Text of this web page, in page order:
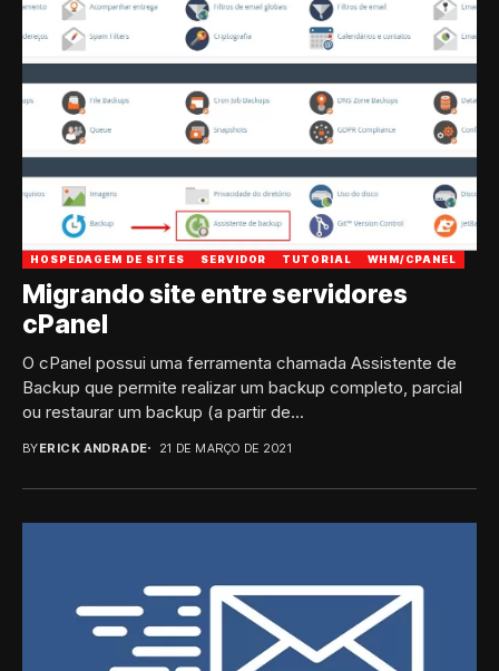
HOSPEDAGEM DE SITES SERVIDOR TUTORIAL WHM/CPANEL
Migrando site entre servidores
cPanel
O cPanel possui uma ferramenta chamada Assistente de
Backup que permite realizar um backup completo, parcial
ou restaurar um backup (a partir de...
BYERICK ANDRADE 21 DE MARÇO DE 2021